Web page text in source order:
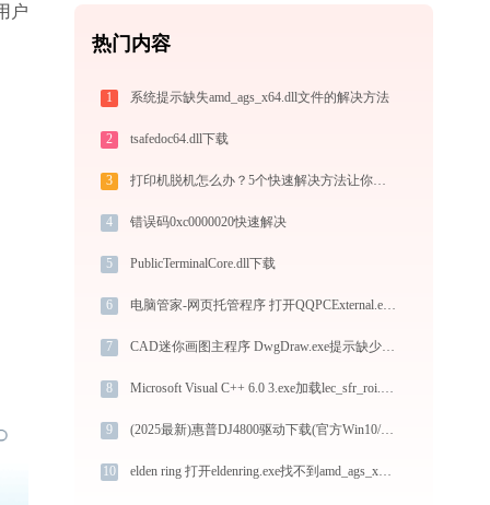
户
热门内容
1 系统提示缺失amd_ags_x64.dll文件的解决方法
2 tsafedoc64.dll下载
3 打印机脱机怎么办？5个快速解决方法让你轻松搞定【2025最新教程】
4 错误码0xc0000020快速解决
5 PublicTerminalCore.dll下载
6 电脑管家-网页托管程序 打开QQPCExternal.exe找不到msvcp120.dll怎么办
7 CAD迷你画图主程序 DwgDraw.exe提示缺少mfc100u.dll文件的解决办法
8 Microsoft Visual C++ 6.0 3.exe加载lec_sfr_roi.dll文件丢失处理办法
9 (2025最新)惠普DJ4800驱动下载(官方Win10/Win11支持)
10 elden ring 打开eldenring.exe找不到amd_ags_x64.dll怎么办